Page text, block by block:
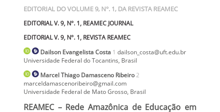
EDITORIAL V. 9, Nº. 1, REVISTA REAMEC
vol.9, núm. 1, 2021
EDITORIAL DO VOLUME 9, Nº. 1, DA REVISTA REAMEC
EDITORIAL V. 9, Nº. 1, REAMEC JOURNAL
EDITORIAL V. 9, Nº. 1, REVISTA REAMEC
Dailson EvangelistaCosta 1 dailson_costa@uft.edu.br
Universidade Federal do Tocantins, Brasil
Marcel Thiago Damasceno Ribeiro2
marceldamascenoribeiro@gmail.com
Universidade Federal de Mato Grosso, Brasil
REAMEC – Rede Amazônica de Educação em